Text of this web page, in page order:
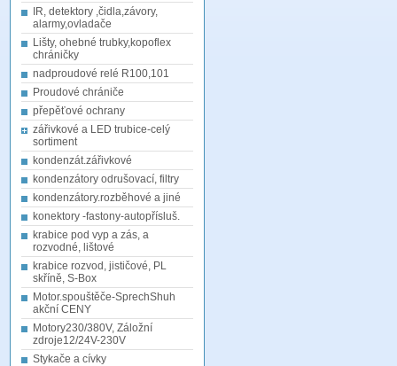
IR, detektory ,čidla,závory,
alarmy,ovladače
Lišty, ohebné trubky,kopoflex
chráničky
nadproudové relé R100,101
Proudové chrániče
přepěťové ochrany
zářivkové a LED trubice-celý
sortiment
kondenzát.zářivkové
kondenzátory odrušovací, filtry
kondenzátory.rozběhové a jiné
konektory -fastony-autopřísluš.
krabice pod vyp a zás, a
rozvodné, lištové
krabice rozvod, jističové, PL
skříně, S-Box
Motor.spouštěče-SprechShuh
akční CENY
Motory230/380V, Záložní
zdroje12/24V-230V
Stykače a cívky